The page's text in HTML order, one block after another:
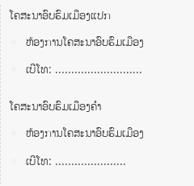
ໂຄສະນາອົບຮົມເມືອງແປກ
ຫ້ອງການໂຄສະນາອົບຮົມເມືອງ
ເບີໂທ: ...........................
ໂຄສະນາອົບຮົມເມືອງຄໍາ
ຫ້ອງການໂຄສະນາອົບຮົມເມືອງ
ເບີໂທ: ......................